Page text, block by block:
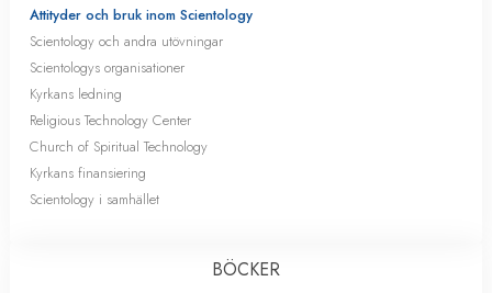
Attityder och bruk inom Scientology
Scientology och andra utövningar
Scientologys organisationer
Kyrkans ledning
Religious Technology Center
Church of Spiritual Technology
Kyrkans finansiering
Scientology i samhället
BÖCKER